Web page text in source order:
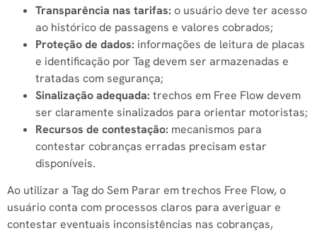
Transparência nas tarifas: o usuário deve ter acesso
ao histórico de passagens e valores cobrados;
Proteção de dados: informações de leitura de placas
e identificação por Tag devem ser armazenadas e
tratadas com segurança;
Sinalização adequada: trechos em Free Flow devem
ser claramente sinalizados para orientar motoristas;
Recursos de contestação: mecanismos para
contestar cobranças erradas precisam estar
disponíveis.
Ao utilizar a Tag do Sem Parar em trechos Free Flow, o
usuário conta com processos claros para averiguar e
contestar eventuais inconsistências nas cobranças,